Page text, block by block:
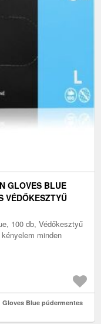
GLOVES BLUE
VÉDŐKESZTYŰ
100 db, Védőkesztyű
minden
Blue púdermentes